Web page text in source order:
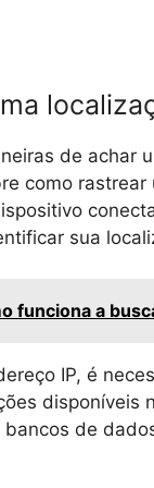
de achar
como
sua
funciona a
IP, é
disponíveis
de